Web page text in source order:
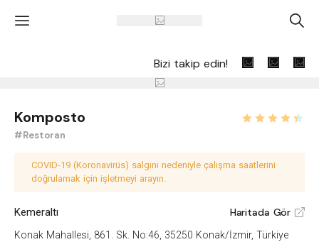
' A
Bizi takip edin!
Komposto
#Restoran
COVID-19 (Koronavirüs) salgını nedeniyle çalışma saatlerini
doğrulamak için işletmeyi arayın.
Kemeraltı Haritada Gör V
Konak Mahallesi, 861. Sk. No:46, 35250 Konak/İzmir, Türkiye